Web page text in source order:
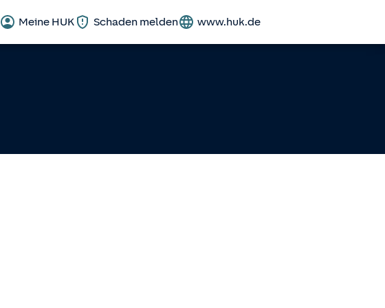
Meine HUK Schaden melden www.huk.de